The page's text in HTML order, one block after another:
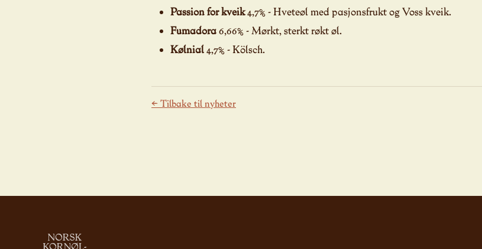
Passion for kveik4,7% - Hveteøl med pasjonsfrukt og Voss kveik.
Fumadora6,66% - Mørkt, sterkt røkt øl.
Kølnial4,7% - Kölsch.
← Tilbake til nyheter